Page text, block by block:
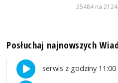
25484 na
Posłuchaj najnowszych
serwis z godziny 11:00